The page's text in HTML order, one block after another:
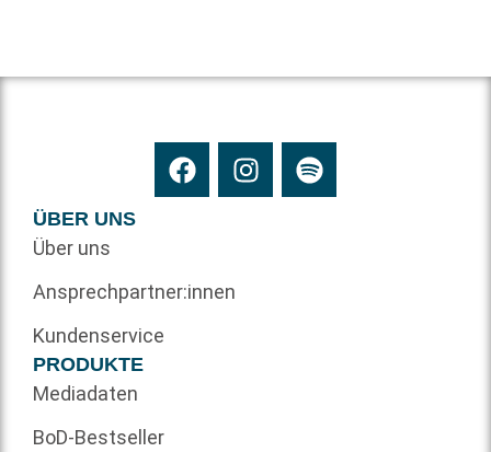
ÜBER UNS
Über uns
Ansprechpartner:innen
Kundenservice
PRODUKTE
Mediadaten
BoD-Bestseller